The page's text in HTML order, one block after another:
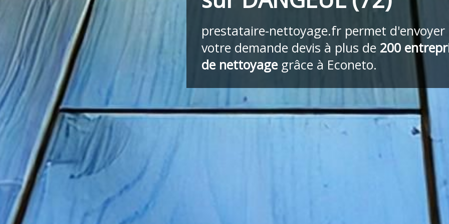
prestataire-nettoyage.fr permet d'envoyer
votre demande devis à plus de 200
de nettoyagegrâce à Econeto.